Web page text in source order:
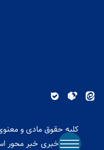
کلیه حقوق مادی و
پایگاه خبری خبر محور